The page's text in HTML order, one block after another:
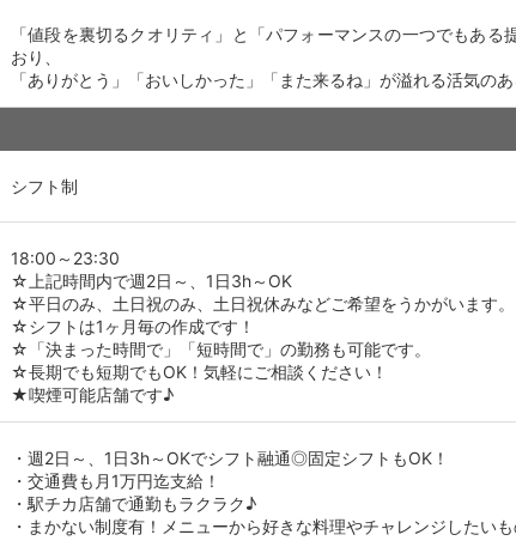
「値段を裏切るクオリティ」と「パフォーマンスの一つでもあ
おり、
「ありがとう」「おいしかった」「また来るね」が溢れる活気の
シフト制
18:00～23:30
☆上記時間内で週2日～、1日3h～OK
☆平日のみ、土日祝のみ、土日祝休みなどご希望をうかがいます。
☆シフトは1ヶ月毎の作成です！
☆「決まった時間で」「短時間で」の勤務も可能です。
☆長期でも短期でもOK！気軽にご相談ください！
★喫煙可能店舗です♪
・週2日～、1日3h～OKでシフト融通◎固定シフトもOK！
・交通費も月1万円迄支給！
・駅チカ店舗で通勤もラクラク♪
・まかない制度有！メニューから好きな料理やチャレンジしたい